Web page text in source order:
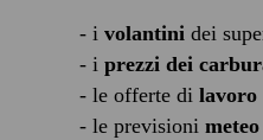
- i volantinidei
- i prezzi dei
- le offerte di lavoro
- le previsioni meteo